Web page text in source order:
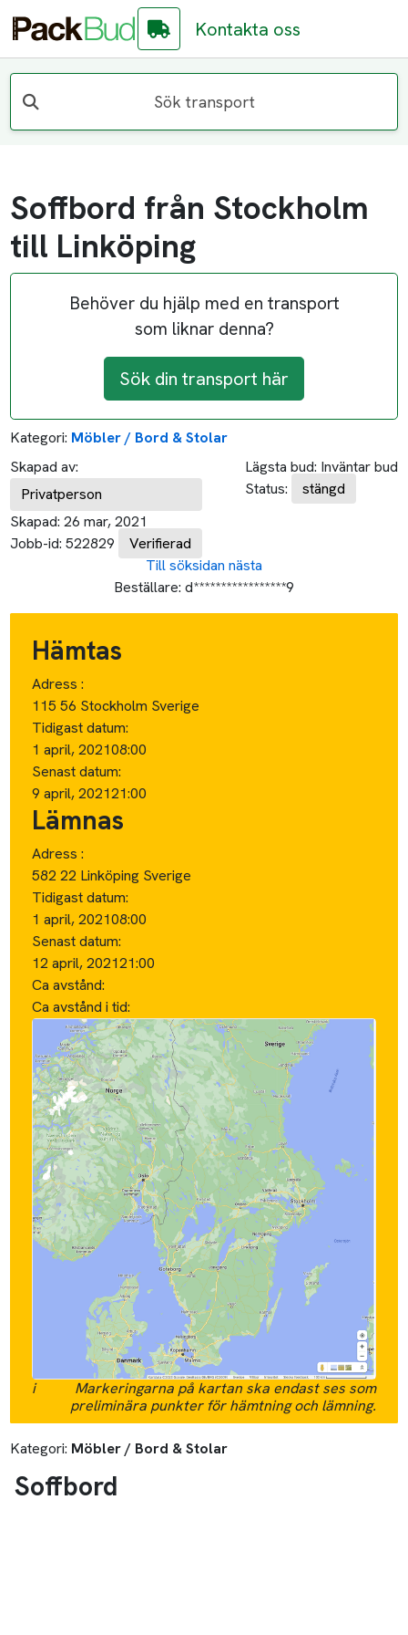
Kontakta oss
Sök transport
Soffbord från Stockholm
till Linköping
Behöver du hjälp med en transport
som liknar denna?
Sök din transport här
Kategori: Möbler / Bord & Stolar
Skapad av:
Privatperson
Skapad: 26 mar, 2021
Jobb-id: 522829 Verifierad
Lägsta bud: Inväntar bud
Status:
stängd
Till söksidan nästa
Beställare: d*****************9
Hämtas
Adress :
115 56 Stockholm Sverige
Tidigast datum:
1 april, 202108:00
Senast datum:
9 april, 202121:00
Lämnas
Adress :
582 22 Linköping Sverige
Tidigast datum:
1 april, 202108:00
Senast datum:
12 april, 202121:00
Ca avstånd:
Ca avstånd i tid:
i
Markeringarna på kartan ska endast ses som
preliminära punkter för hämtning och lämning.
Kategori: Möbler / Bord & Stolar
Soffbord